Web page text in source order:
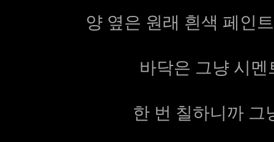
양 옆은 원래 흰색 페인
바닥은 그냥 시
한 번 칠하니까 그